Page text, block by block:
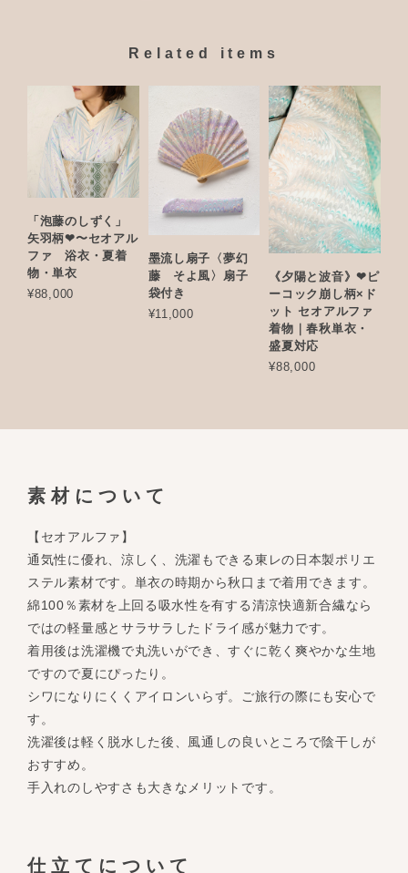
Related items
「泡藤のしずく」
矢羽柄❤︎〜セオアル
ファ 浴衣・夏着
物・単衣
¥88,000
墨流し扇子〈夢幻
藤 そよ風〉扇子
袋付き
¥11,000
《夕陽と波音》❤︎ピ
ーコック崩し柄×ド
ット セオアルファ
着物｜春秋単衣・
盛夏対応
¥88,000
素材について
【セオアルファ】
通気性に優れ、涼しく、洗濯もできる東レの日本製ポリエ
ステル素材です。単衣の時期から秋口まで着用できます。
綿100％素材を上回る吸水性を有する清涼快適新合繊なら
ではの軽量感とサラサラしたドライ感が魅力です。
着用後は洗濯機で丸洗いができ、すぐに乾く爽やかな生地
ですので夏にぴったり。
シワになりにくくアイロンいらず。ご旅行の際にも安心で
す。
洗濯後は軽く脱水した後、風通しの良いところで陰干しが
おすすめ。
手入れのしやすさも大きなメリットです。
仕立てについて